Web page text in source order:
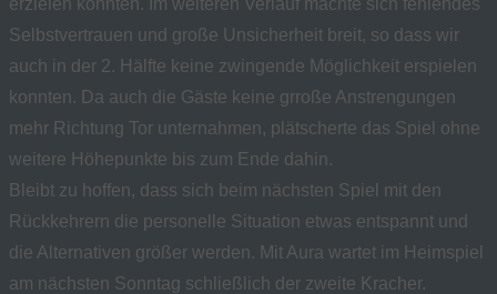
Selbstvertrauen und große Unsicherheit breit, so dass wir
auch in der 2. Hälfte keine zwingende Möglichkeit erspielen
konnten. Da auch die Gäste keine grroße Anstrengungen
mehr Richtung Tor unternahmen, plätscherte das Spiel ohne
weitere Höhepunkte bis zum Ende dahin.
Bleibt zu hoffen, dass sich beim nächsten Spiel mit den
Rückkehrern die personelle Situation etwas entspannt und
die Alternativen größer werden. Mit Aura wartet im Heimspiel
am nächsten Sonntag schließlich der zweite Kracher.